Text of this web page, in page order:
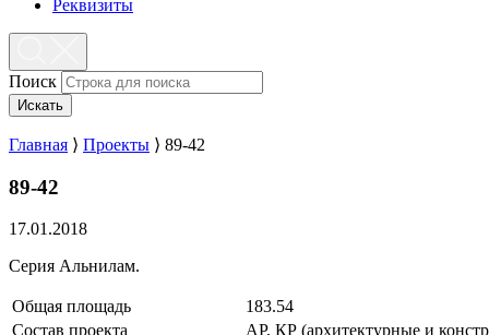
Реквизиты
Поиск
Искать
Главная ⟩ Проекты ⟩ 89-42
89-42
17.01.2018
Серия Альнилам.
Общая площадь
183.54
Состав проекта
АР, КР (архитектурные и